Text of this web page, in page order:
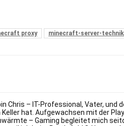
proxy minecraft-server-technik
Chris – IT-Professional, Vater,
Keller hat. Aufgewachsen mit der
– Gaming begleitet mich